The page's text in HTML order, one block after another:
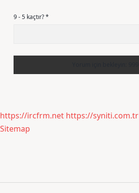
9 - 5 kaçtır?*
https://ircfrm.net https://syniti.com.tr
Sitemap